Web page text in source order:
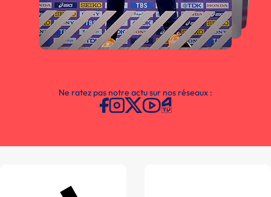
Ne ratez pas notre actu sur nos réseaux :